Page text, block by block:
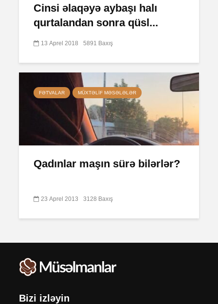
Cinsi əlaqəyə aybaşı halı
qurtalandan sonra qüsl...
13 Aprel 2018 5891 Baxış
FƏTVALAR MÜXTƏLIF MƏSƏLƏLƏR
Qadınlar maşın sürə bilərlər?
23 Aprel 2013 3128 Baxış
Bizi izləyin